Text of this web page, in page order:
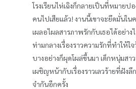
โรงเรียนไห่เฉิงก็กลายเป็นที่หมายป
คนไปเสียแล้ว! งานนี้เขาจะยึดมั่นใน
เผลอไผลสารภาพรักกับเธอได้อย่างไ
ท่ามกลางเรื่องราวความรักที่ทำให้
บางอย่างก็ผุดโผล่ขึ้นมา เด็กหนุ่มสา
เผชิญหน้ากับเรื่องราวเลวร้ายที่ฝังลึ
จำกันอีกครั้ง